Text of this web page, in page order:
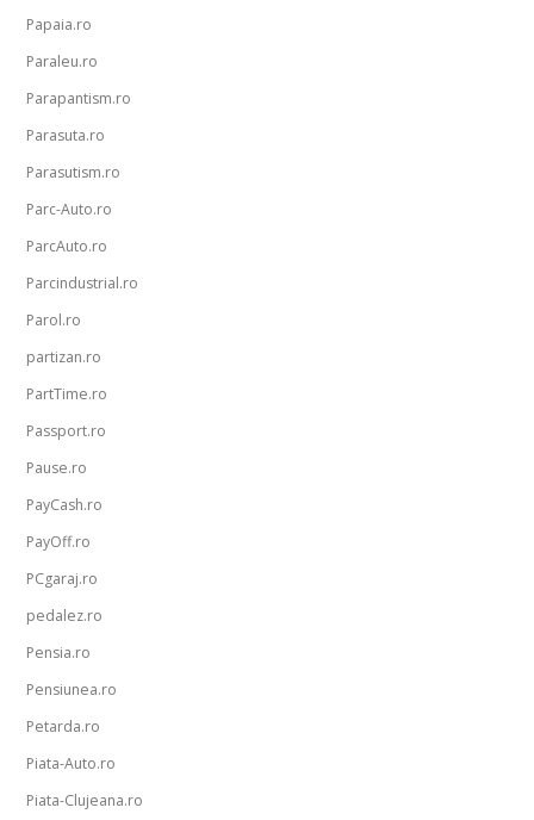
Papaia.ro
Paraleu.ro
Parapantism.ro
Parasuta.ro
Parasutism.ro
Parc-Auto.ro
ParcAuto.ro
Parcindustrial.ro
Parol.ro
partizan.ro
PartTime.ro
Passport.ro
Pause.ro
PayCash.ro
PayOff.ro
PCgaraj.ro
pedalez.ro
Pensia.ro
Pensiunea.ro
Petarda.ro
Piata-Auto.ro
Piata-Clujeana.ro